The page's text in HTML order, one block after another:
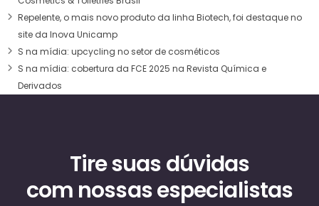
Repelente, o mais novo produto da linha Biotech, foi destaque no
site da Inova Unicamp
S na mídia: upcycling no setor de cosméticos
S na mídia: cobertura da FCE 2025 na Revista Química e
Derivados
Tire suas dúvidas
com nossas especialistas